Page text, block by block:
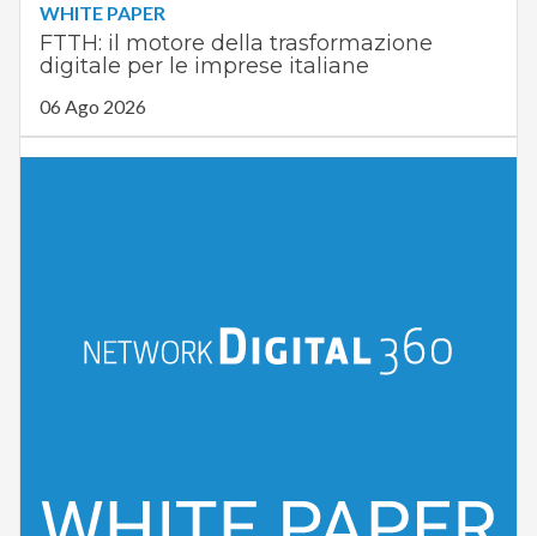
WHITE PAPER
FTTH: il motore della trasformazione
digitale per le imprese italiane
06 Ago 2026